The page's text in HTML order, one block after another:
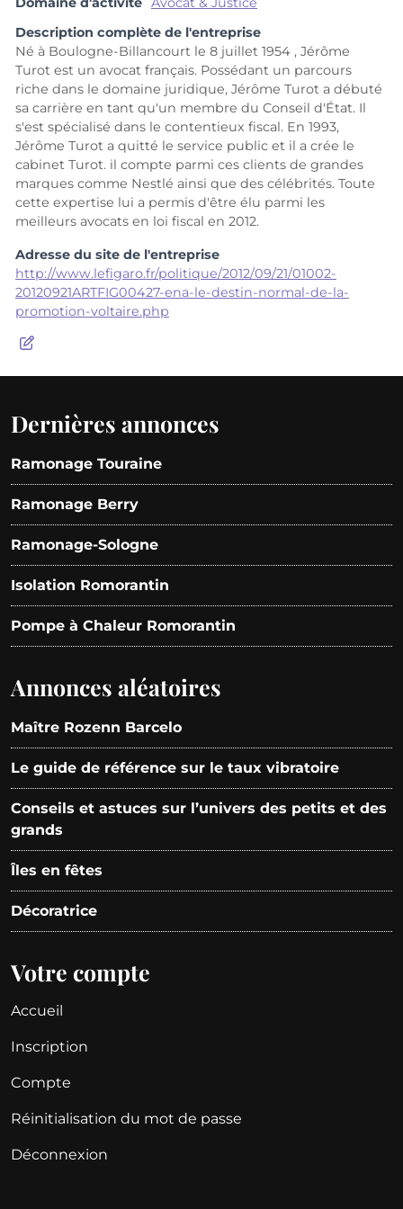
Description complète de l'entreprise
Né à Boulogne-Billancourt le 8 juillet 1954 , Jérôme
Turot est un avocat français. Possédant un parcours
riche dans le domaine juridique, Jérôme Turot a débuté
sa carrière en tant qu'un membre du Conseil d'État. Il
s'est spécialisé dans le contentieux fiscal. En 1993,
Jérôme Turot a quitté le service public et il a crée le
cabinet Turot. il compte parmi ces clients de grandes
marques comme Nestlé ainsi que des célébrités. Toute
cette expertise lui a permis d'être élu parmi les
meilleurs avocats en loi fiscal en 2012.
Adresse du site de l'entreprise
http://www.lefigaro.fr/politique/2012/09/21/01002-
20120921ARTFIG00427-ena-le-destin-normal-de-la-
promotion-voltaire.php
Dernières annonces
Ramonage Touraine
Ramonage Berry
Ramonage-Sologne
Isolation Romorantin
Pompe à Chaleur Romorantin
Annonces aléatoires
Maître Rozenn Barcelo
Le guide de référence sur le taux vibratoire
Conseils et astuces sur l’univers des petits et des
grands
Îles en fêtes
Décoratrice
Votre compte
Accueil
Inscription
Compte
Réinitialisation du mot de passe
Déconnexion